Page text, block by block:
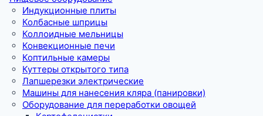
Индукционные плиты
Колбасные шприцы
Коллоидные мельницы
Конвекционные печи
Коптильные камеры
Куттеры открытого типа
Лапшерезки электрические
Машины для нанесения кляра (панировки)
Оборудование для переработки овощей